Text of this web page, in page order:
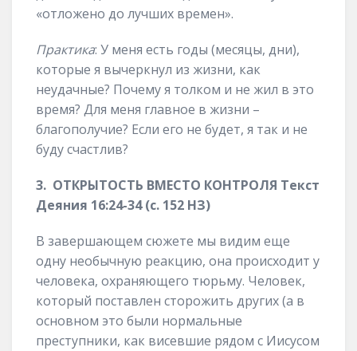
«отложено до лучших времен».
Практика: У меня есть годы (месяцы, дни),
которые я вычеркнул из жизни, как
неудачные? Почему я толком и не жил в это
время? Для меня главное в жизни –
благополучие? Если его не будет, я так и не
буду счастлив?
3. ОТКРЫТОСТЬ ВМЕСТО КОНТРОЛЯ Текст
Деяния 16:24-34 (с. 152 НЗ)
В завершающем сюжете мы видим еще
одну необычную реакцию, она происходит у
человека, охраняющего тюрьму. Человек,
который поставлен сторожить других (а в
основном это были нормальные
преступники, как висевшие рядом с Иисусом